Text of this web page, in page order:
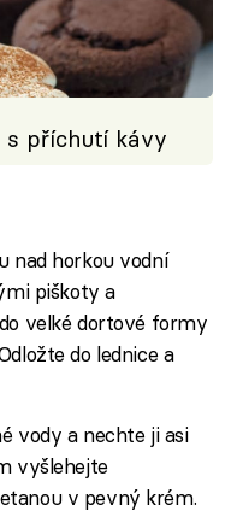
s příchutí kávy
nad horkou vodní
piškoty a
velké dortové formy
do lednice a
vody a nechte ji asi
vyšlehejte
v pevný krém.